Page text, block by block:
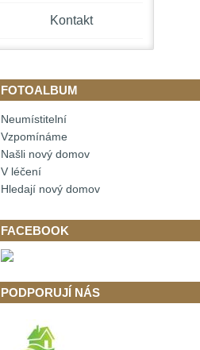
Kontakt
FOTOALBUM
Neumístitelní
Vzpomínáme
Našli nový domov
V léčení
Hledají nový domov
FACEBOOK
PODPORUJÍ NÁS